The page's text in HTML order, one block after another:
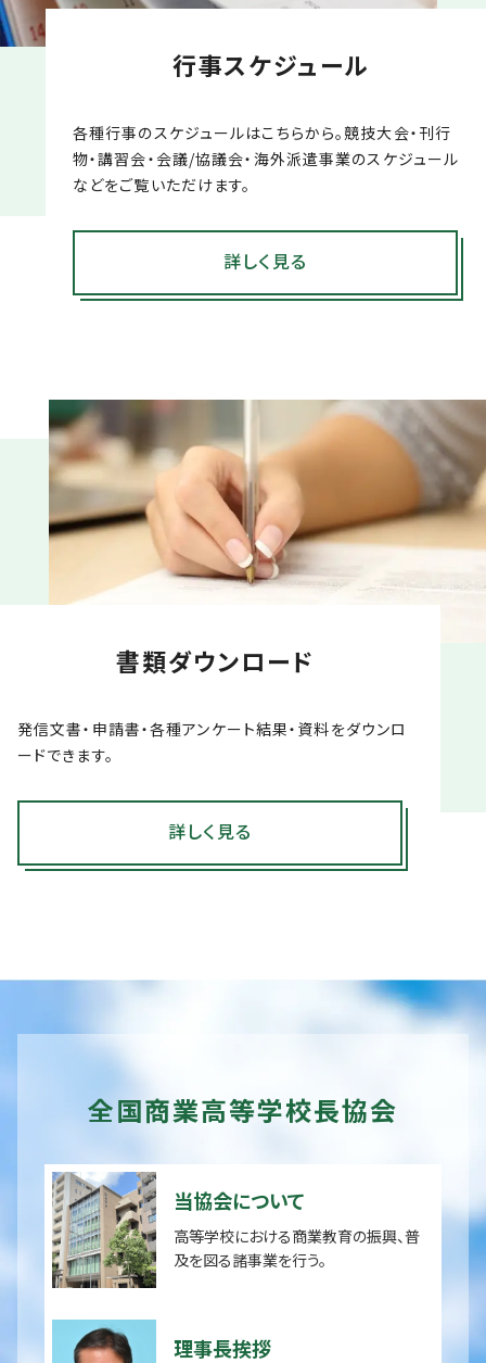
行事スケジュール
各種行事のスケジュールはこちらから。競技大会・刊行
物・講習会・会議/協議会・海外派遣事業のスケジュール
などをご覧いただけます。
詳しく見る
書類ダウンロード
発信文書・申請書・各種アンケート結果・資料をダウンロ
ードできます。
詳しく見る
全国商業高等学校長協会
当協会について
高等学校における商業教育の振興、普
及を図る諸事業を行う。
理事長挨拶